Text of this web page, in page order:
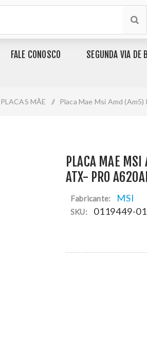
FALE CONOSCO SEGUNDA VIA DE
PLACAS MÃE / Placa Mae Msi Amd
PLACA MAE
ATX- PRO
Fabricante: MSI
SKU: 0119449-01